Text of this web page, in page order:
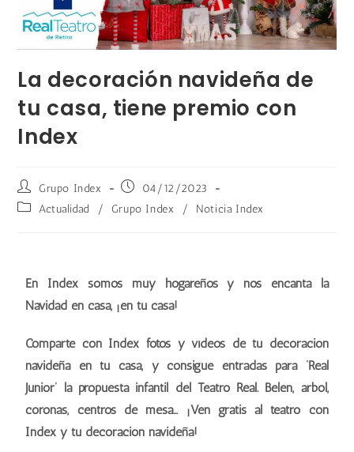
La decoración navideña de
tu casa, tiene premio con
Index
Grupo Index
04/12/2023
Actualidad
/ Grupo Index / Noticia Index
En Index somos muy hogareños y nos encanta la
Navidad en casa, ¡en tu casa!
Comparte con Index fotos y vídeos de tu decoración
navideña en tu casa, y consigue entradas para ‘Real
Junior’ la propuesta infantil del Teatro Real. Belén, árbol,
coronas, centros de mesa… ¡Ven gratis al teatro con
Index y tu decoración navideña!